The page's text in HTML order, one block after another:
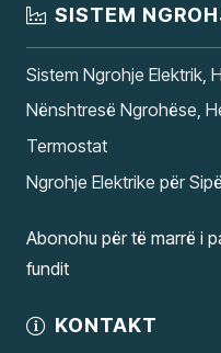
SISTEM
Sistem Ngrohje Elektrik,
Nënshtresë Ngrohëse,
Termostat
Ngrohje Elektrike për
Abonohu për të marrë i
fundit
KONTAKT